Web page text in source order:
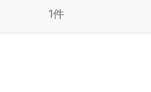
1件